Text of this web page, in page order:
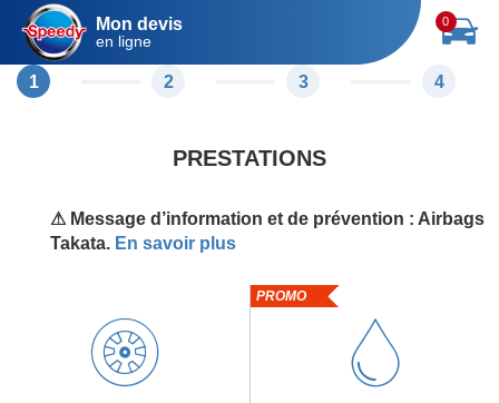
Mon devis
en ligne
0
1 2 3 4
PRESTATIONS
⚠ Message d’information et de prévention : Airbags
Takata. En savoir plus
PROMO